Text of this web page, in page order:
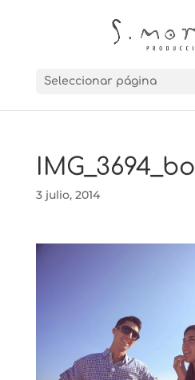
Seleccionar página
IMG_3694_bo
3 julio, 2014